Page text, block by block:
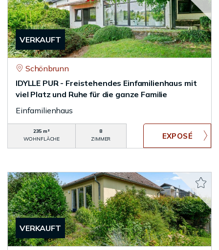
VERKAUFT
Schönbrunn
IDYLLE PUR - Freistehendes Einfamilienhaus mit
viel Platz und Ruhe für die ganze Familie
Einfamilienhaus
235 m²
WOHNFLÄCHE
8
ZIMMER
VERKAUFT